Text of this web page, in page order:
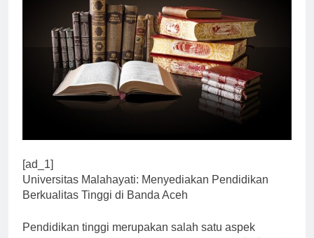
[ad_1]
Universitas Malahayati: Menyediakan Pendidikan
Berkualitas Tinggi di Banda Aceh
Pendidikan tinggi merupakan salah satu aspek